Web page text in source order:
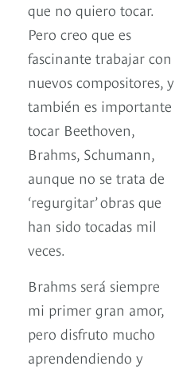
que no quiero tocar.
Pero creo que es
fascinante trabajar con
nuevos compositores, y
también es importante
tocar Beethoven,
Brahms, Schumann,
aunque no se trata de
‘regurgitar’ obras que
han sido tocadas mil
veces.
Brahms será siempre
mi primer gran amor,
pero disfruto mucho
aprendendiendo y